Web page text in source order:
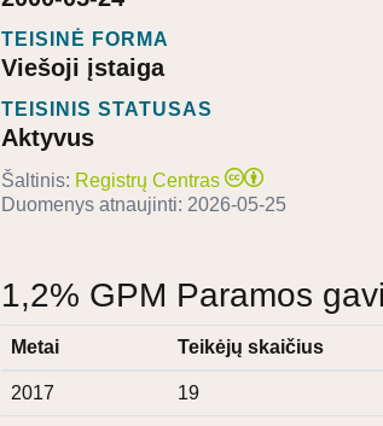
TEISINĖ FORMA
Viešoji įstaiga
TEISINIS STATUSAS
Aktyvus
Šaltinis: Registrų Centras
Duomenys atnaujinti: 2026-05-25
1,2% GPM Paramos
Metai Teikėjų skaičius
2017 19